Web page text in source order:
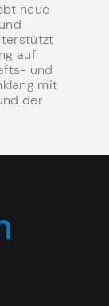
neue
auf
und
mit
der